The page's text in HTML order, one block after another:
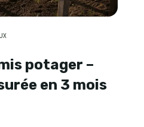
potager –
en 3 mois